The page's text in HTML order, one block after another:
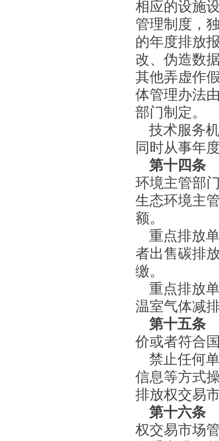
相应的设施
管理制度，
的年度排放
改、伪造数
其他弄虚作
体管理办法
部门制定。
技术服务
同时从事年
第十四条
环境主管部
生态环境主
额。
重点排放
者出售碳排
缴。
重点排放
温室气体减
第十五条
价或者符合
禁止任何
信息等方式
排放权交易
第十六条
权交易市场